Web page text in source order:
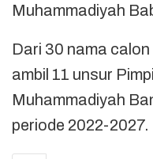
Muhammadiyah
Dari 30 nama
ambil 11 unsur
Muhammadiyah
periode 2022-2027.